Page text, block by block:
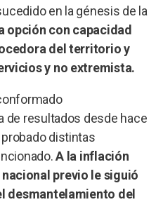
en la génesis de la
opción con capacidad
del territorio y
y no extremista.
de resultados desde hace
distintas
A la inflación
previo le siguió
desmantelamiento del